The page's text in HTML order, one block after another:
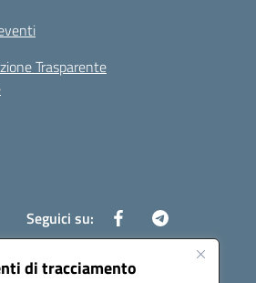
di tracciamento
Trasparente
Seguici su: